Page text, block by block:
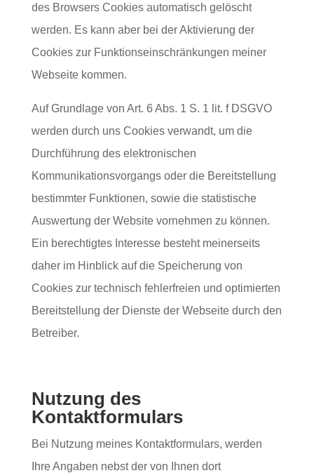
des Browsers Cookies automatisch gelöscht
werden. Es kann aber bei der Aktivierung der
Cookies zur Funktionseinschränkungen meiner
Webseite kommen.
Auf Grundlage von Art. 6 Abs. 1 S. 1 lit. f DSGVO
werden durch uns Cookies verwandt, um die
Durchführung des elektronischen
Kommunikationsvorgangs oder die Bereitstellung
bestimmter Funktionen, sowie die statistische
Auswertung der Website vornehmen zu können.
Ein berechtigtes Interesse besteht meinerseits
daher im Hinblick auf die Speicherung von
Cookies zur technisch fehlerfreien und optimierten
Bereitstellung der Dienste der Webseite durch den
Betreiber.
Nutzung des
Kontaktformulars
Bei Nutzung meines Kontaktformulars, werden
Ihre Angaben nebst der von Ihnen dort